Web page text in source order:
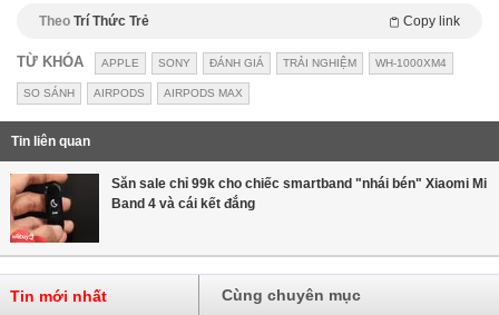
Theo Trí Thức Trẻ Copy link
TỪ KHÓA APPLE SONY ĐÁNH GIÁ TRẢI NGHIỆM WH-1000XM4
SO SÁNH AIRPODS AIRPODS MAX
Tin liên quan
Săn sale chỉ 99k cho chiếc smartband "nhái bén" Xiaomi Mi
Band 4 và cái kết đắng
Tin mới nhất Cùng chuyên mục